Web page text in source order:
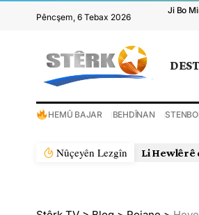
Pêncşem, 6 Tebax 2026
Ji Bo
HEMÛ BAJAR BEHDÎNAN
Nûçeyên Lezgîn Li Hewlêrê